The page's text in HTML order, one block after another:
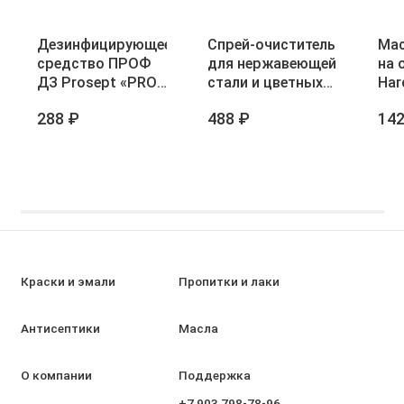
Дезинфицирующее
средство ПРОФ
ДЗ Prosept «PROF
288 ₽
Спрей-очиститель
для нержавеющей
стали и цветных
Universal Clean 500
488 ₽
на
Краски и эмали Пропитки и лаки
Антисептики Масла
О компании
Поддержка